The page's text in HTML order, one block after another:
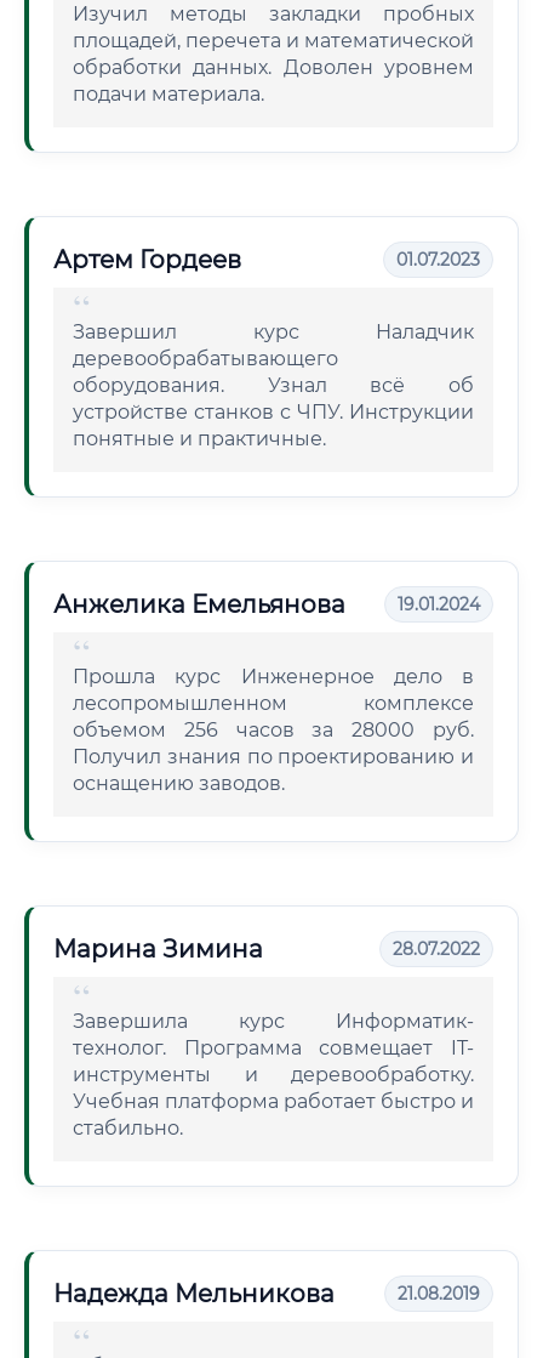
Изучил методы закладки пробных
площадей, перечета и математической
обработки данных. Доволен уровнем
подачи материала.
Артем Гордеев 01.07.2023
Завершил курс Наладчик
деревообрабатывающего
оборудования. Узнал всё об
устройстве станков с ЧПУ. Инструкции
понятные и практичные.
Анжелика Емельянова 19.01.2024
Прошла курс Инженерное дело в
лесопромышленном комплексе
объемом 256 часов за 28000 руб.
Получил знания по проектированию и
оснащению заводов.
Марина Зимина 28.07.2022
Завершила курс Информатик-
технолог. Программа совмещает IT-
инструменты и деревообработку.
Учебная платформа работает быстро и
стабильно.
Надежда Мельникова 21.08.2019